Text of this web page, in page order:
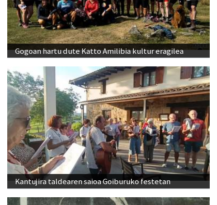
Gogoan hartu dute Katto Amilibia kultur eragilea
Kantujira taldearen saioa Goiburuko festetan